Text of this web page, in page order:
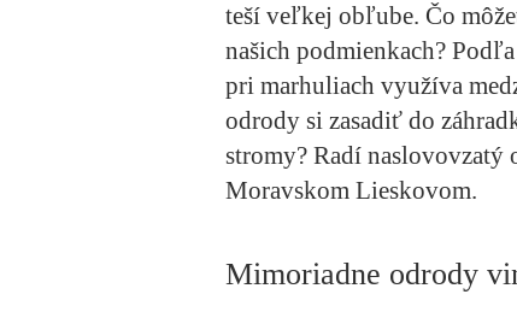
teší veľkej obľube. Čo
našich podmienkach?
pri marhuliach využíva
odrody si zasadiť do
stromy? Radí naslovovzatý
Moravskom Lieskovom.
Mimoriadne odrody